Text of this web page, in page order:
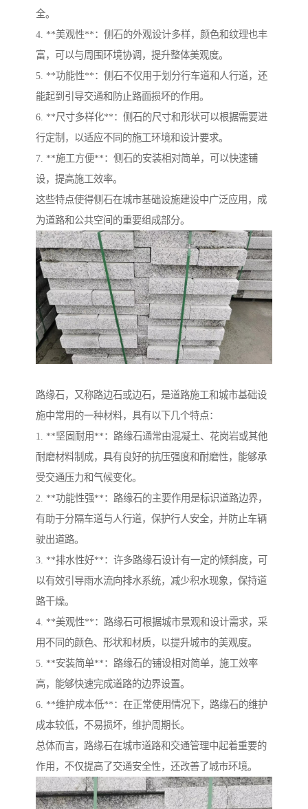
全。
4. **美观性**：侧石的外观设计多样，颜色和纹理也丰
富，可以与周围环境协调，提升整体美观度。
5. **功能性**：侧石不仅用于划分行车道和人行道，还
能起到引导交通和防止路面损坏的作用。
6. **尺寸多样化**：侧石的尺寸和形状可以根据需要进
行定制，以适应不同的施工环境和设计要求。
7. **施工方便**：侧石的安装相对简单，可以快速铺
设，提高施工效率。
这些特点使得侧石在城市基础设施建设中广泛应用，成
为道路和公共空间的重要组成部分。
路缘石，又称路边石或边石，是道路施工和城市基础设
施中常用的一种材料，具有以下几个特点：
1. **坚固耐用**：路缘石通常由混凝土、花岗岩或其他
耐磨材料制成，具有良好的抗压强度和耐磨性，能够承
受交通压力和气候变化。
2. **功能性强**：路缘石的主要作用是标识道路边界，
有助于分隔车道与人行道，保护行人安全，并防止车辆
驶出道路。
3. **排水性好**：许多路缘石设计有一定的倾斜度，可
以有效引导雨水流向排水系统，减少积水现象，保持道
路干燥。
4. **美观性**：路缘石可根据城市景观和设计需求，采
用不同的颜色、形状和材质，以提升城市的美观度。
5. **安装简单**：路缘石的铺设相对简单，施工效率
高，能够快速完成道路的边界设置。
6. **维护成本低**：在正常使用情况下，路缘石的维护
成本较低，不易损坏，维护周期长。
总体而言，路缘石在城市道路和交通管理中起着重要的
作用，不仅提高了交通安全性，还改善了城市环境。